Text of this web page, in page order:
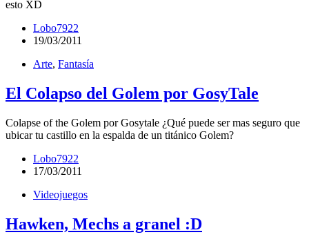
esto XD
Lobo7922
19/03/2011
Arte, Fantasía
El Colapso del Golem por GosyTale
Colapse of the Golem por Gosytale ¿Qué puede ser mas seguro que
ubicar tu castillo en la espalda de un titánico Golem?
Lobo7922
17/03/2011
Videojuegos
Hawken, Mechs a granel :D